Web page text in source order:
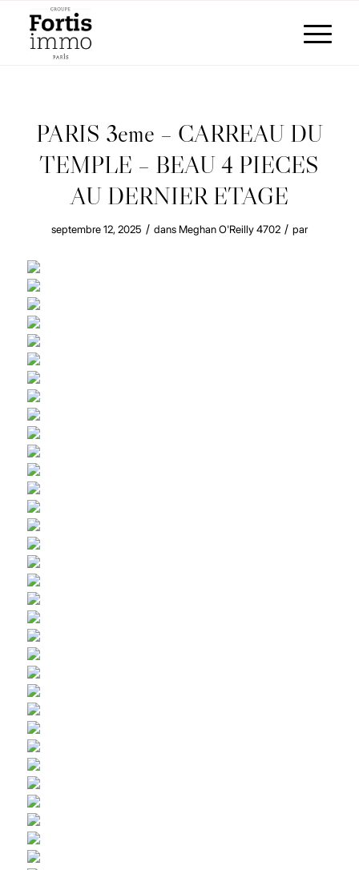
PARIS 3eme – CARREAU DU
TEMPLE – BEAU 4 PIECES
AU DERNIER ETAGE
septembre 12, 2025 / dans Meghan O'Reilly4702 / par